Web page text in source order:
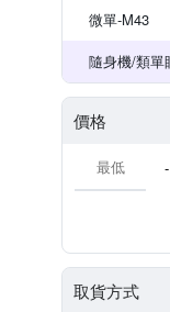
微單-M43
隨身機/類單
價格
-
取貨方式